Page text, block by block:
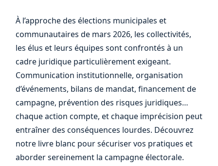
votre
À l’approche des élections municipales et
communautaires de mars 2026, les collectivités,
les élus et leurs équipes sont confrontés à un
cadre juridique particulièrement exigeant.
Communication institutionnelle, organisation
d’événements, bilans de mandat, financement de
campagne, prévention des risques juridiques…
chaque action compte, et chaque imprécision peut
entraîner des conséquences lourdes. Découvrez
notre livre blanc pour sécuriser vos pratiques et
aborder sereinement la campagne électorale.